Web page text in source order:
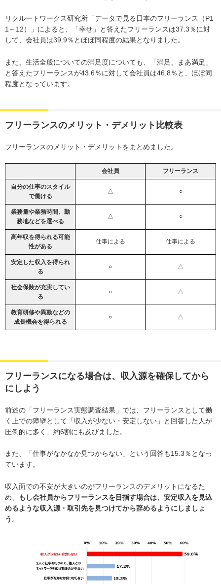
リクルートワークス研究所「データで見る日本のフリーランス（P1
1～12）」によると、「幸せ」と答えたフリーランスは37.3％に対
して、会社員は39.9％とほぼ同程度の結果となりました。
また、生活全般についての満足度についても、「満足、まあ満足」
と答えたフリーランスが43.6％に対して会社員は46.8％と、ほぼ同
程度となっています。
フリーランスのメリット・デメリット比較表
フリーランスのメリット・デメリットをまとめました。
会社員 フリーランス
自分の仕事のスタイル
で働ける
△ ○
業務量や業務時間、勤
務地などを選べる
△ ○
高年収を得られる可能
性がある
仕事による 仕事による
安定した収入を得られ
る
○ △
社会保険が充実してい
る
○ △
教育研修や異動などの
成長機会を得られる
○ △
フリーランスになる場合は、収入源を確保してから
にしよう
前述の「フリーランス実態調査結果」では、フリーランスとして働
く上での障壁として「収入が少ない・安定しない」と回答した人が
圧倒的に多く、約6割にも及びました。
また、「仕事がなかなか見つからない」という回答も15.3％となっ
ています。
収入面での不安が大きいのがフリーランスのデメリットになるた
め、
もし会社員からフリーランスを目指す場合は、安定収入を見込
めるような収入源・取引先を見つけてから辞めるようにしましょ
う 。